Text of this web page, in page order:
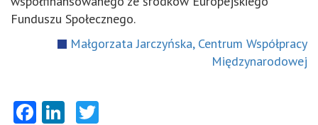
Funduszu Społecznego.
Małgorzata Jarczyńska, Centrum Współpracy
Międzynarodowej
Facebook
LinkedIn